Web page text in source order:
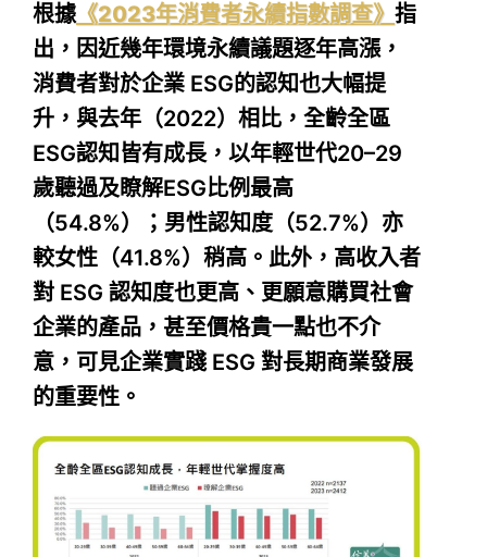
根據《2023年消費者永續指數調查》 指
出，因近幾年環境永續議題逐年高漲，
消費者對於企業 ESG的認知也大幅提
升，與去年（2022）相比，全齡全區
ESG認知皆有成長，以年輕世代20–29
歲聽過及瞭解ESG比例最高
（54.8%）；男性認知度（52.7%）亦
較女性（41.8%）稍高。此外，高收入者
對 ESG 認知度也更高、更願意購買社會
企業的產品，甚至價格貴一點也不介
意，可見企業實踐 ESG 對長期商業發展
的重要性。